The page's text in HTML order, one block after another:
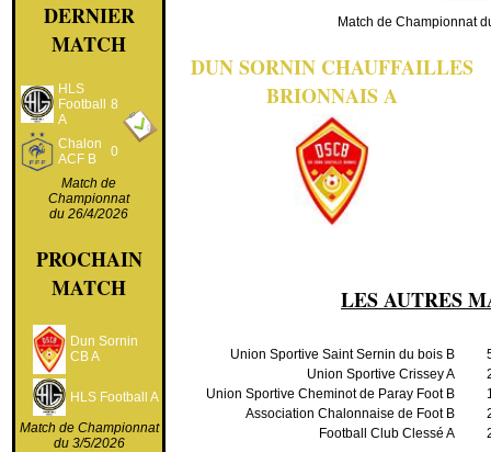
DERNIER
MATCH
HLS
Football
A
8
Chalon
ACF B
0
Match de
Championnat
du 26/4/2026
PROCHAIN
MATCH
Dun Sornin
CB A
HLS Football A
Match de Championnat
du 3/5/2026
Match de Championnat
DUN SORNIN CHAUFFAILLES
BRIONNAIS A
LES AUTRES
Union Sportive Saint Sernin du bois B
Union Sportive Crissey A
Union Sportive Cheminot de Paray Foot B
Association Chalonnaise de Foot B
Football Club Clessé A